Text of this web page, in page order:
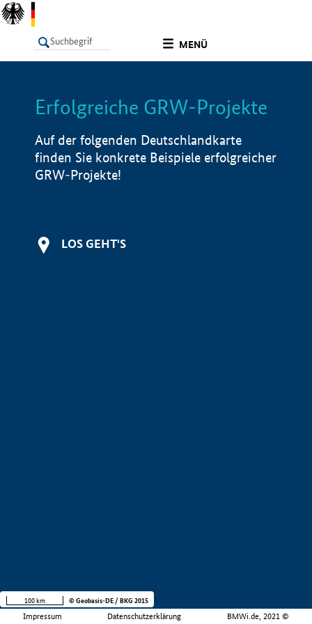
MENÜ
LISTE Info
Erfolgreiche GRW-Projekte
Auf der folgenden Deutschlandkarte
finden Sie konkrete Beispiele erfolgreicher
GRW-Projekte!
LOS GEHT'S
Impressum Datenschutzerklärung BMWi.de, 2021 ©
100 km © Geobasis-DE / BKG 2015